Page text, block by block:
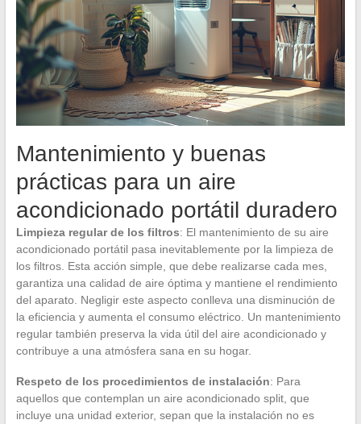
Mantenimiento y buenas
prácticas para un aire
acondicionado portátil duradero
Limpieza regular de los filtros: El mantenimiento de su aire
acondicionado portátil pasa inevitablemente por la limpieza de
los filtros. Esta acción simple, que debe realizarse cada mes,
garantiza una calidad de aire óptima y mantiene el rendimiento
del aparato. Negligir este aspecto conlleva una disminución de
la eficiencia y aumenta el consumo eléctrico. Un mantenimiento
regular también preserva la vida útil del aire acondicionado y
contribuye a una atmósfera sana en su hogar.
Respeto de los procedimientos de instalación: Para
aquellos que contemplan un aire acondicionado split, que
incluye una unidad exterior, sepan que la instalación no es